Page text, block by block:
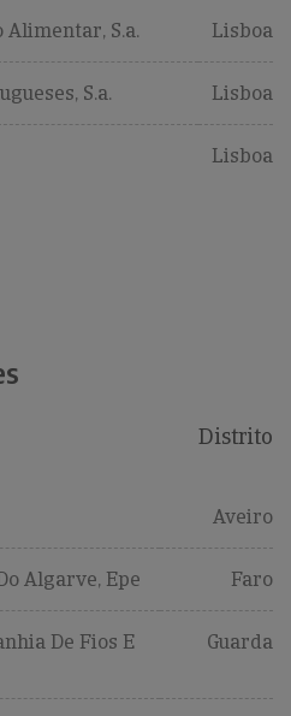
S.a. Lisboa
S.a. Lisboa
Lisboa
Distrito
Aveiro
Algarve, Epe Faro
De Fios E
Guarda